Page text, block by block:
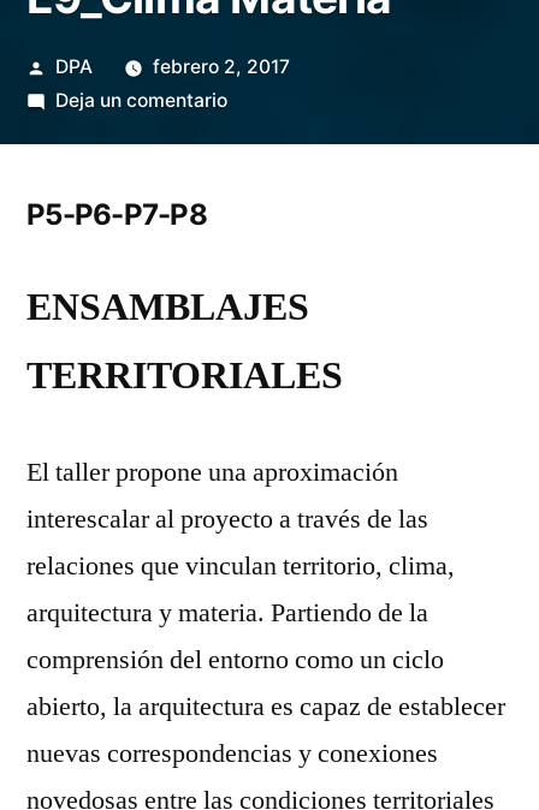
Publicado
por
DPA
febrero 2, 2017
Deja un comentarioen
P5-P6-P7-P8
ENSAMBLAJES
TERRITORIALES
El taller propone una aproximación
interescalar al proyecto a través de las
relaciones que vinculan territorio, clima,
arquitectura y materia. Partiendo de la
comprensión del entorno como un ciclo
abierto, la arquitectura es capaz de establecer
nuevas correspondencias y conexiones
novedosas entre las condiciones territoriales